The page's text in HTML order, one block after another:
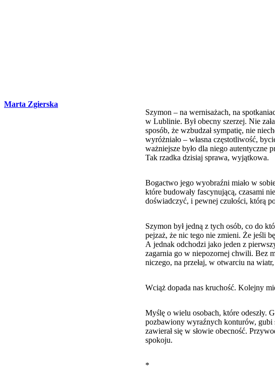
Marta Zgierska
Szymon – na wernisażach, na
w Lublinie. Był obecny szerzej. Nie
sposób, że wzbudzał sympatię, nie
wyróżniało – własna częstotliwość,
ważniejsze było dla niego autentyczne
Tak rzadka dzisiaj sprawa, wyjątkowa.
Bogactwo jego wyobraźni miało w
które budowały fascynującą, czasami
doświadczyć, i pewnej czułości, którą
Szymon był jedną z tych osób, co do
pejzaż, że nic tego nie zmieni. Że jeśli
A jednak odchodzi jako jeden z
zagarnia go w niepozornej chwili. Bez
niczego, na przełaj, w otwarciu na wiatr,
Wciąż dopada nas kruchość. Kolejny
Myślę o wielu osobach, które odeszły.
pozbawiony wyraźnych konturów, gubi
zawierał się w słowie obecność.
spokoju.
*